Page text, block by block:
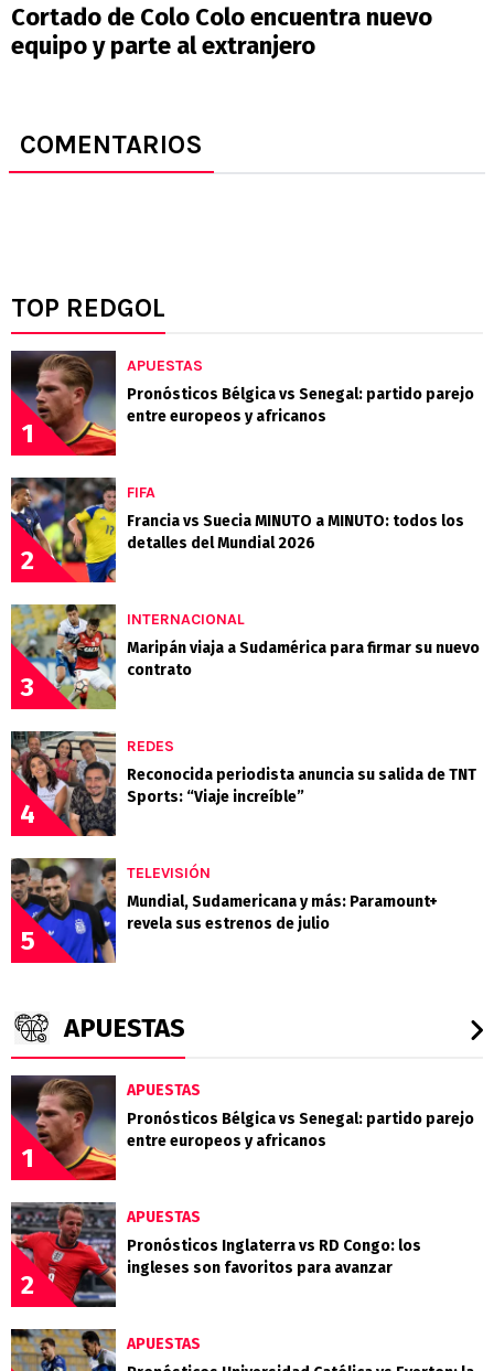
Cortado de Colo Colo encuentra nuevo
equipo y parte al extranjero
COMENTARIOS
TOP REDGOL
1
APUESTAS
Pronósticos Bélgica vs Senegal: partido parejo
entre europeos y africanos
2
FIFA
Francia vs Suecia MINUTO a MINUTO: todos los
detalles del Mundial 2026
3
INTERNACIONAL
Maripán viaja a Sudamérica para firmar su nuevo
contrato
4
REDES
Reconocida periodista anuncia su salida de TNT
Sports: “Viaje increíble”
5
TELEVISIÓN
Mundial, Sudamericana y más: Paramount+
revela sus estrenos de julio
APUESTAS
1
APUESTAS
Pronósticos Bélgica vs Senegal: partido parejo
entre europeos y africanos
2
APUESTAS
Pronósticos Inglaterra vs RD Congo: los
ingleses son favoritos para avanzar
APUESTAS